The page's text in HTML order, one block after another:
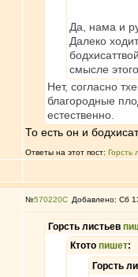
Да, нама и
Далеко
смысле
Нет, согласно
благородные
естественно.
То есть он и
Ответы на этот пост: Горсть
№570220 Добавлено: Сб
Горсть листьев
Ктото пишет:
Горсть